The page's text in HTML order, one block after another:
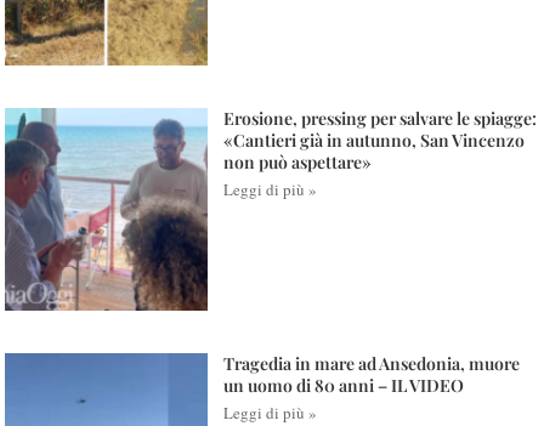
Erosione, pressing per salvare le spiagge:
«Cantieri già in autunno, San Vincenzo
non può aspettare»
Leggi di più »
Tragedia in mare ad Ansedonia, muore
un uomo di 80 anni – IL VIDEO
Leggi di più »